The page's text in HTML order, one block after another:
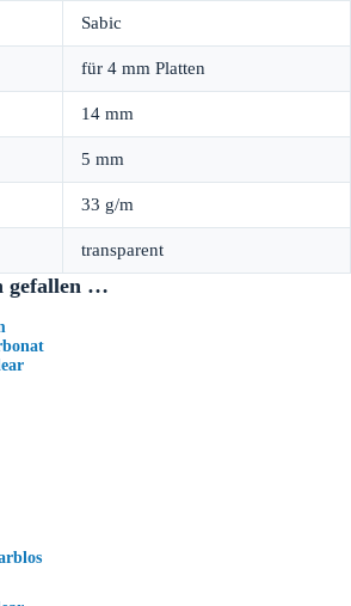
Sabic
für 4 mm Platten
14 mm
5 mm
33 g/m
transparent
gefallen …